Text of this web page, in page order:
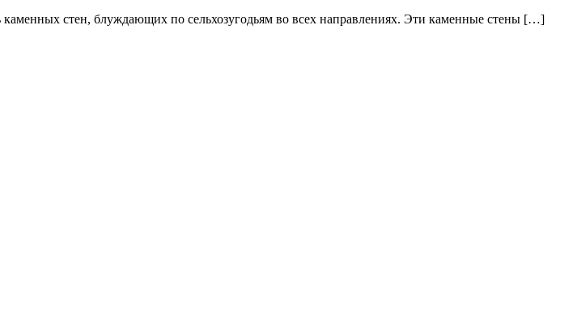
каменных стен, блуждающих по сельхозугодьям во всех направлениях. Эти каменные стены […]